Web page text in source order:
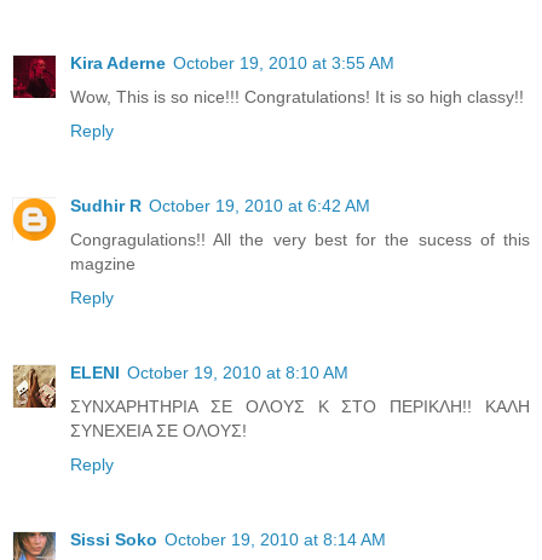
Kira Aderne October 19, 2010 at 3:55 AM
Wow, This is so nice!!! Congratulations! It is so high classy!!
Reply
Sudhir R October 19, 2010 at 6:42 AM
Congragulations!! All the very best for the sucess of this
magzine
Reply
ELENI October 19, 2010 at 8:10 AM
ΣΥΝΧΑΡΗΤΗΡΙΑ ΣΕ ΟΛΟΥΣ Κ ΣΤΟ ΠΕΡΙΚΛΗ!! ΚΑΛΗ
ΣΥΝΕΧΕΙΑ ΣΕ ΟΛΟΥΣ!
Reply
Sissi Soko October 19, 2010 at 8:14 AM